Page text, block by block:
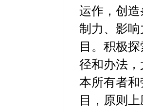
运作，创
制力、影
目。积极
径和办法
本所有者
目，原则